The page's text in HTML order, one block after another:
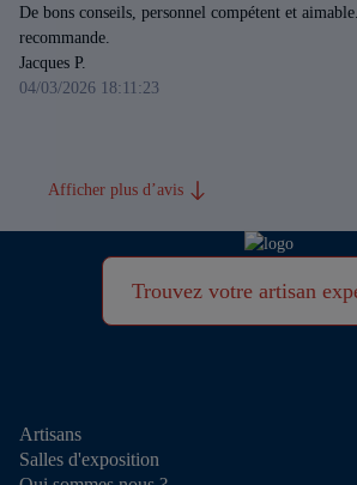
De bons conseils, personnel compétent et
recommande.
Jacques P.
04/03/2026 18:11:23
Afficher plus d’avis
Trouvez votre artisan
Artisans
Salles d'exposition